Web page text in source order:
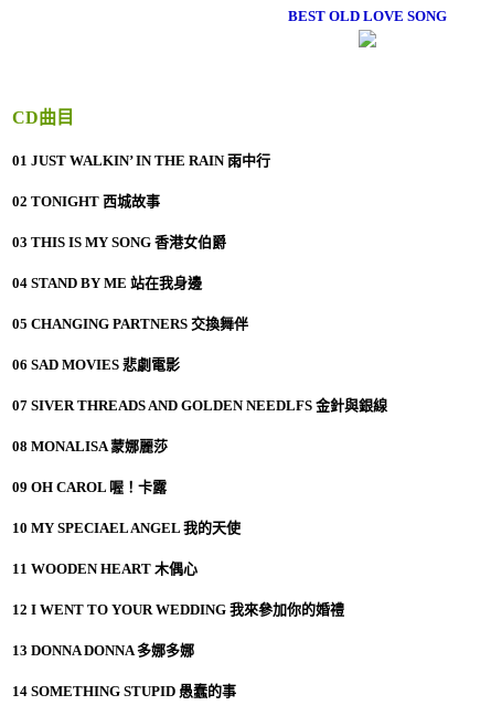
BEST OLD LOVE SONG
CD曲目
01 JUST WALKIN’ IN THE RAIN 雨中行
02 TONIGHT 西城故事
03 THIS IS MY SONG 香港女伯爵
04 STAND BY ME 站在我身邊
05 CHANGING PARTNERS 交換舞伴
06 SAD MOVIES 悲劇電影
07 SIVER THREADS AND GOLDEN NEEDLFS 金針與銀線
08 MONALISA 蒙娜麗莎
09 OH CAROL 喔！卡露
10 MY SPECIAEL ANGEL 我的天使
11 WOODEN HEART 木偶心
12 I WENT TO YOUR WEDDING 我來參加你的婚禮
13 DONNA DONNA 多娜多娜
14 SOMETHING STUPID 愚蠢的事